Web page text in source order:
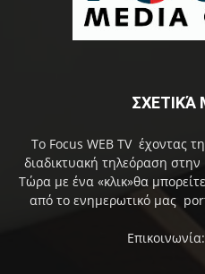
Το Focus WEB TV έχοντας
διαδικτυακή τηλεόραση
Τώρα με ένα «κλικ»θα
από το ενημερωτικό μας
Επικοινωνία: